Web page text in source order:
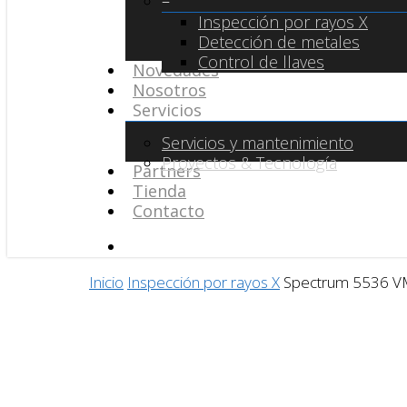
Inspección por rayos X
Detección de metales
Control de llaves
Novedades
Nosotros
Servicios
Servicios y mantenimiento
Proyectos & Tecnología
Partners
Tienda
Contacto
Inicio Inspección por rayos X Spectrum 5536